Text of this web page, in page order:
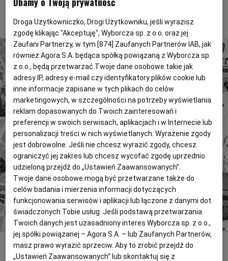
Magazyny
Wyborcza.biz Wysokie Obcasy
BIQdata Jutronauci
Archiwum Inne serwisy
poniżej.
4 miliony tekstów od 1989 roku.
Zyskaj dostęp do archiwalnych treści "Gazety
Wyborczej".
Znajdź historie, których szukasz.
Kup dostęp
lub Zaloguj się
INNE
Droga Użytkowniczko, Drogi Użytkowniku, jeśli wyrazisz
zgodę klikając "Akceptuję", Wyborcza sp. z o.o. oraz jej
Zaufani Partnerzy, w tym [874] Zaufanych Partnerów IAB, jak
również Agora S.A. będąca spółką powiązaną z Wyborcza sp.
z o.o., będą przetwarzać Twoje dane osobowe takie jak
adresy IP, adresy e-mail czy identyfikatory plików cookie lub
inne informacje zapisane w tych plikach do celów
marketingowych, w szczególności na potrzeby wyświetlania
reklam dopasowanych do Twoich zainteresowań i
preferencji w swoich serwisach, aplikacjach i w Internecie lub
personalizacji treści w nich wyświetlanych. Wyrażenie zgody
jest dobrowolne. Jeśli nie chcesz wyrazić zgody, chcesz
ograniczyć jej zakres lub chcesz wycofać zgodę uprzednio
udzieloną przejdź do „Ustawień Zaawansowanych”.
Twoje dane osobowe mogą być przetwarzane także do
celów badania i mierzenia informacji dotyczących
funkcjonowania serwisów i aplikacji lub łączone z danymi dot.
świadczonych Tobie usług. Jeśli podstawą przetwarzania
Twoich danych jest uzasadniony interes Wyborcza sp. z o.o.,
jej spółki powiązanej – Agora S.A. – lub Zaufanych Partnerów,
masz prawo wyrazić sprzeciw. Aby to zrobić przejdź do
„Ustawień Zaawansowanych” lub skontaktuj się z